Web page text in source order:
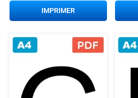
IMPRIMER